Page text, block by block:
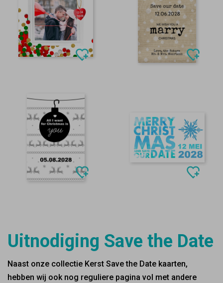
Uitnodiging Save the Date
Naast onze collectie Kerst Save the Date kaarten,
hebben wij ook nog reguliere pagina vol met andere